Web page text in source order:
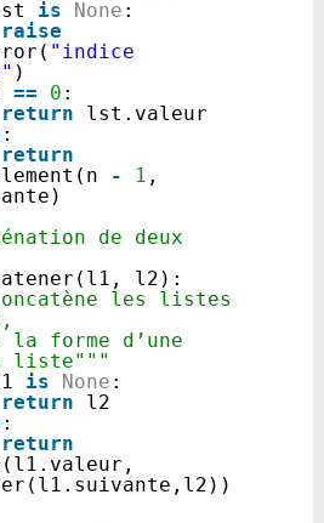
is None :
raise
"indice
)
== 0 :
return
lst.valeur
:
return
- 1 ,
de deux
l2):
les listes
la forme d’une
liste"""
is None :
return
l2
:
return